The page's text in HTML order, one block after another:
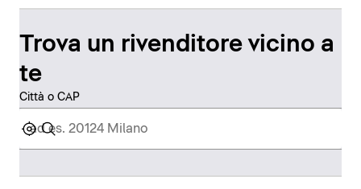
Trova un rivenditore vicino a
te
Città o CAP